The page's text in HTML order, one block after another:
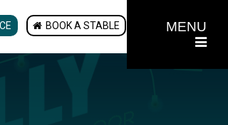
MENU
BOOK A STABLE